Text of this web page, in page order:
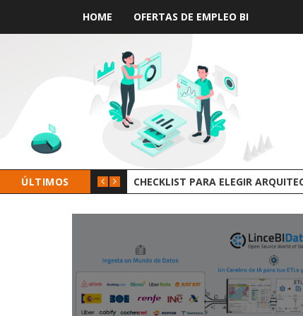
HOME OFERTAS DE EMPLEO BI
ÚLTIMOS GROOT AI LINCEBI: LA